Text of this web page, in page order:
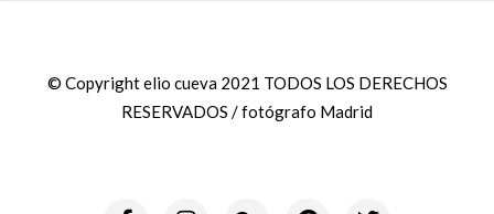
© Copyright elio cueva 2021 TODOS LOS DERECHOS
RESERVADOS / fotógrafo Madrid